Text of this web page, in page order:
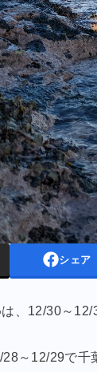
シェア
、12/30～
～12/29で千